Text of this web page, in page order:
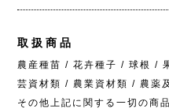
取扱商品
農産種苗 / 花卉種子 / 球根 /
芸資材類 / 農業資材類 / 農薬
その他上記に関する一切の商品